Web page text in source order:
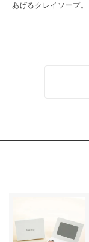
あげるクレイソープ。